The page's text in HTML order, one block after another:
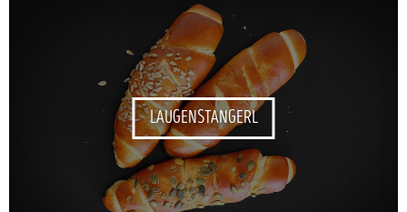
LAUGENSTANGERL